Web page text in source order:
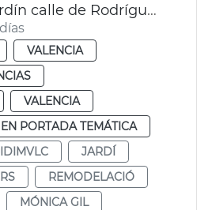
Remodelación jardín calle de Rodríguez de Cepeda València
VALENCIA
VALENCIA
EN PORTADA TEMÁTICA
JARDÍ
REMODELACIÓ
MÓNICA GIL